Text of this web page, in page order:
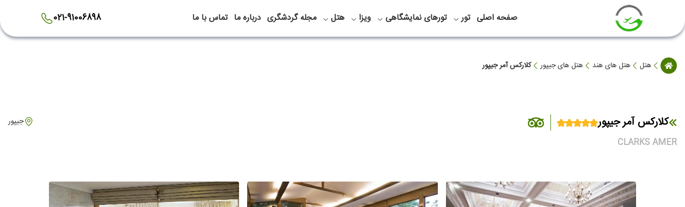
صفحه اصلی تور تورهای نمایشگاهی ویزا هتل مجله گردشگری درباره ما تماس با ما 021-91006898
هتل هتل های هند هتل های جیپور کلارکس آمر جیپور
کلارکس آمر جیپور
CLARKS AMER
جیپور